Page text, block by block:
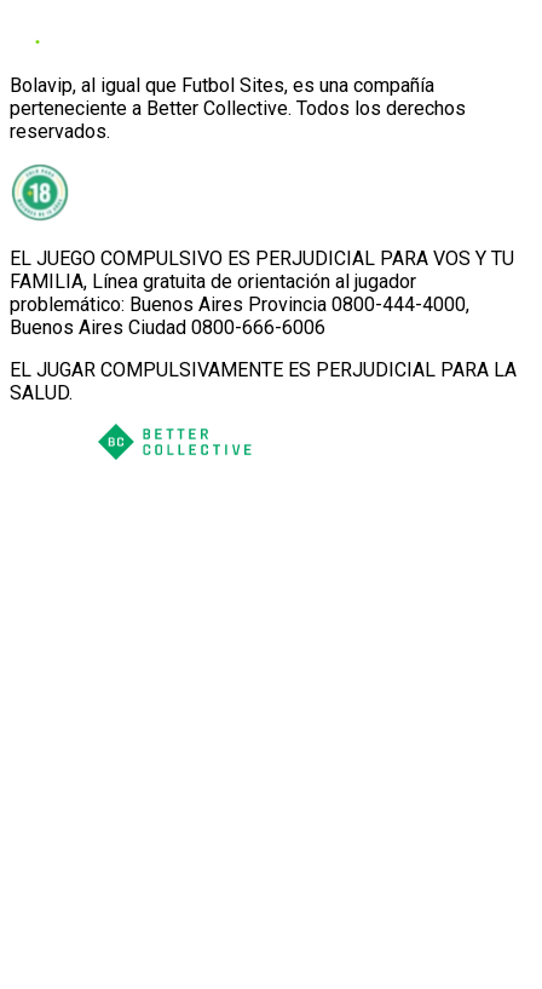
Bolavip, al igual que Futbol Sites, es una compañía
perteneciente a Better Collective. Todos los derechos
reservados.
EL JUEGO COMPULSIVO ES PERJUDICIAL PARA VOS Y TU
FAMILIA, Línea gratuita de orientación al jugador
problemático: Buenos Aires Provincia 0800-444-4000,
Buenos Aires Ciudad 0800-666-6006
EL JUGAR COMPULSIVAMENTE ES PERJUDICIAL PARA LA
SALUD.